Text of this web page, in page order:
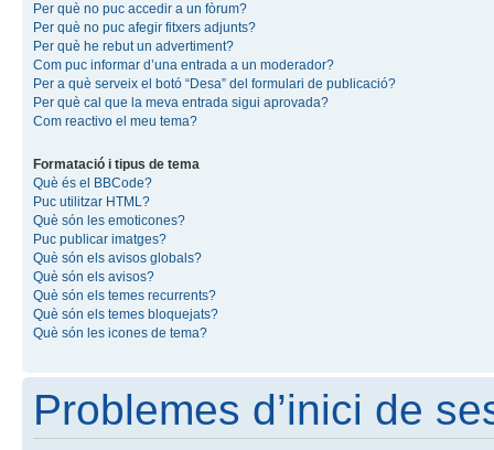
Per què no puc accedir a un fòrum?
Per què no puc afegir fitxers adjunts?
Per què he rebut un advertiment?
Com puc informar d’una entrada a un moderador?
Per a què serveix el botó “Desa” del formulari de publicació?
Per què cal que la meva entrada sigui aprovada?
Com reactivo el meu tema?
Formatació i tipus de tema
Què és el BBCode?
Puc utilitzar HTML?
Què són les emoticones?
Puc publicar imatges?
Què són els avisos globals?
Què són els avisos?
Què són els temes recurrents?
Què són els temes bloquejats?
Què són les icones de tema?
Problemes d’inici de